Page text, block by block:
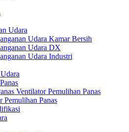
Udara
Udara Kamar Bersih
Udara DX
Udara Industri
Ventilator Pemulihan Panas
Pemulihan Panas